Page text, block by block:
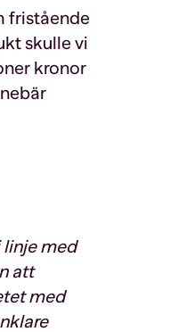
fristående
skulle vi
kronor
linje med
att
med